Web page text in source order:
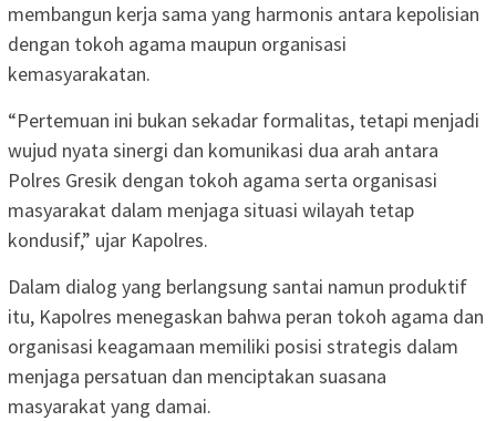
membangun kerja sama yang harmonis antara kepolisian
dengan tokoh agama maupun organisasi
kemasyarakatan.
“Pertemuan ini bukan sekadar formalitas, tetapi menjadi
wujud nyata sinergi dan komunikasi dua arah antara
Polres Gresik dengan tokoh agama serta organisasi
masyarakat dalam menjaga situasi wilayah tetap
kondusif,” ujar Kapolres.
Dalam dialog yang berlangsung santai namun produktif
itu, Kapolres menegaskan bahwa peran tokoh agama dan
organisasi keagamaan memiliki posisi strategis dalam
menjaga persatuan dan menciptakan suasana
masyarakat yang damai.